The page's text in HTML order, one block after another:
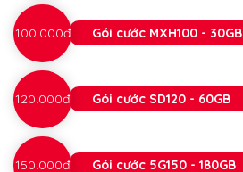
100.000đ Gói cước MXH100 - 30GB
120.000đ Gói cước SD120 - 60GB
150.000đ Gói cước 5G150 - 180GB